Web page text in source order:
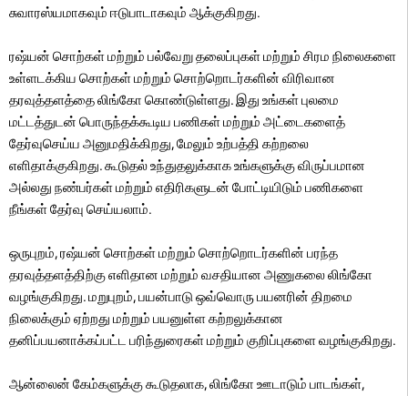
சுவாரஸ்யமாகவும் ஈடுபாடாகவும் ஆக்குகிறது.
ரஷ்யன் சொற்கள் மற்றும் பல்வேறு தலைப்புகள் மற்றும் சிரம நிலைகளை
உள்ளடக்கிய சொற்கள் மற்றும் சொற்றொடர்களின் விரிவான
தரவுத்தளத்தை லிங்கோ கொண்டுள்ளது. இது உங்கள் புலமை
மட்டத்துடன் பொருந்தக்கூடிய பணிகள் மற்றும் அட்டைகளைத்
தேர்வுசெய்ய அனுமதிக்கிறது, மேலும் உற்பத்தி கற்றலை
எளிதாக்குகிறது. கூடுதல் உந்துதலுக்காக உங்களுக்கு விருப்பமான
அல்லது நண்பர்கள் மற்றும் எதிரிகளுடன் போட்டியிடும் பணிகளை
நீங்கள் தேர்வு செய்யலாம்.
ஒருபுறம், ரஷ்யன் சொற்கள் மற்றும் சொற்றொடர்களின் பரந்த
தரவுத்தளத்திற்கு எளிதான மற்றும் வசதியான அணுகலை லிங்கோ
வழங்குகிறது. மறுபுறம், பயன்பாடு ஒவ்வொரு பயனரின் திறமை
நிலைக்கும் ஏற்றது மற்றும் பயனுள்ள கற்றலுக்கான
தனிப்பயனாக்கப்பட்ட பரிந்துரைகள் மற்றும் குறிப்புகளை வழங்குகிறது.
ஆன்லைன் கேம்களுக்கு கூடுதலாக, லிங்கோ ஊடாடும் பாடங்கள்,